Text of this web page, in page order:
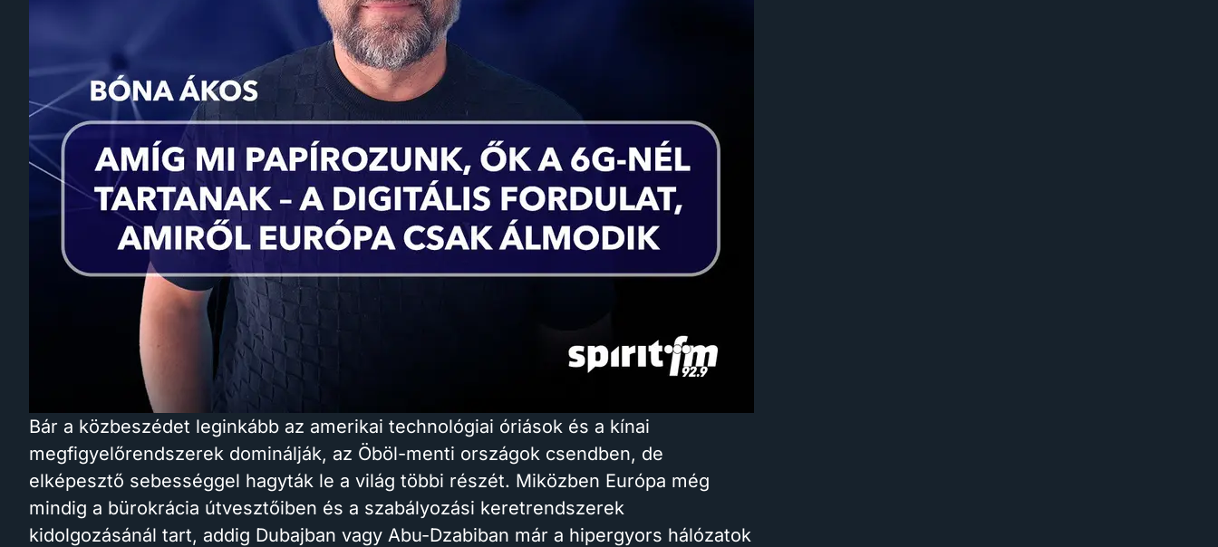
Bár a közbeszédet leginkább az amerikai technológiai óriások és a kínai
megfigyelőrendszerek dominálják, az Öböl-menti országok csendben, de
elképesztő sebességgel hagyták le a világ többi részét. Miközben Európa még
mindig a bürokrácia útvesztőiben és a szabályozási keretrendszerek
kidolgozásánál tart, addig Dubajban vagy Abu-Dzabiban már a hipergyors hálózatok